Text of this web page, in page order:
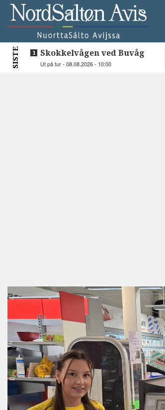
SISTE Skokkelvågen ved Buvåg
Ut på tur - 08.08.2026 - 10:00